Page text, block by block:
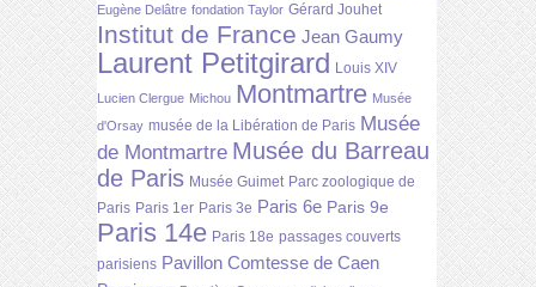
Eugène Delâtre fondation Taylor Gérard Jouhet
Institut de France Jean Gaumy
Laurent Petitgirard Louis XIV
Lucien Clergue Michou Montmartre Musée
d'Orsay musée de la Libération de Paris Musée
de Montmartre Musée du Barreau
de Paris Musée Guimet Parc zoologique de
Paris Paris 1er Paris 3e Paris 6e Paris 9e
Paris 14e Paris 18e passages couverts
parisiens Pavillon Comtesse de Caen